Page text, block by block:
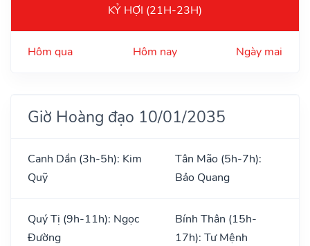
KỶ HỢI (21H-23H)
Hôm qua Hôm nay Ngày mai
Giờ Hoàng đạo 10/01/2035
Canh Dần (3h-5h): Kim
Quỹ
Tân Mão (5h-7h):
Bảo Quang
Quý Tị (9h-11h): Ngọc
Đường
Bính Thân (15h-
17h): Tư Mệnh